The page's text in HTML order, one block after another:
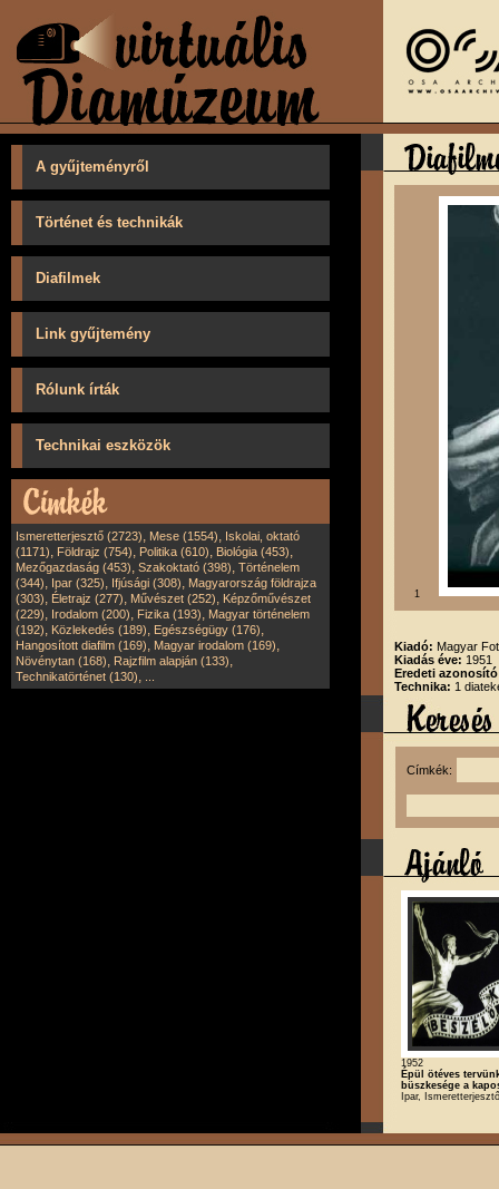
A gyűjteményről
Történet és technikák
Diafilmek
Link gyűjtemény
Rólunk írták
Technikai eszközök
Ismeretterjesztő (2723), Mese (1554), Iskolai, oktató
(1171), Földrajz (754), Politika (610), Biológia (453),
Mezőgazdaság (453), Szakoktató (398), Történelem
(344), Ipar (325), Ifjúsági (308), Magyarország földrajza
(303), Életrajz (277), Művészet (252), Képzőművészet
(229), Irodalom (200), Fizika (193), Magyar történelem
(192), Közlekedés (189), Egészségügy (176),
Hangosított diafilm (169), Magyar irodalom (169),
Növénytan (168), Rajzfilm alapján (133),
Technikatörténet (130),
1
Kiadó: Magyar
Kiadás éve: 1951
Eredeti
Technika: 1
Címkék:
1952
Épül ötéves
büszkesége a
Ipar,